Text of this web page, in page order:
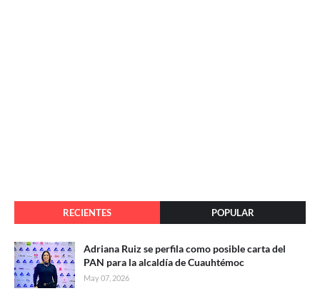
RECIENTES POPULAR
Adriana Ruiz se perfila como posible carta del
PAN para la alcaldía de Cuauhtémoc
May 07, 2026